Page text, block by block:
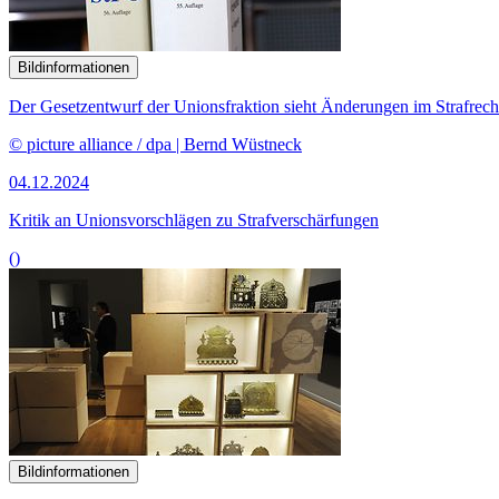
Bildinformationen
Der Gesetzentwurf der Unionsfraktion sieht Änderungen im
© picture alliance / dpa | Bernd Wüstneck
04.12.2024
Kritik an Unionsvorschlägen zu Strafverschärfungen
()
Bildinformationen